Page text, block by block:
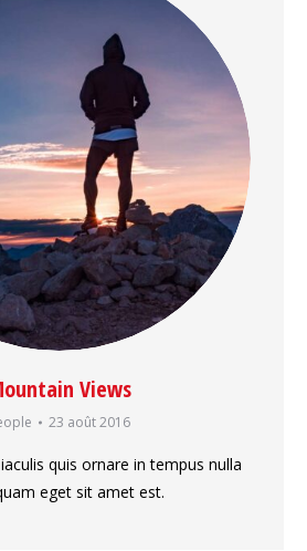
Views
23 août 2016
quis ornare in tempus nulla
eget sit amet est.